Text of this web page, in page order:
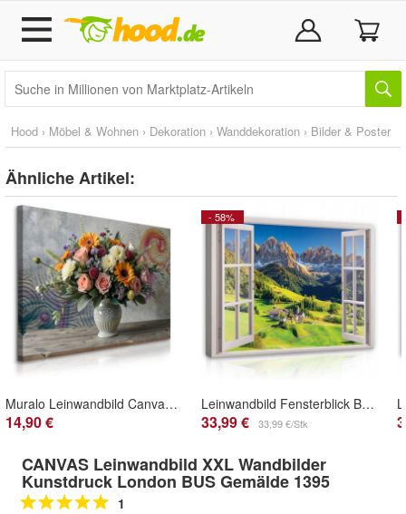
Hood › Möbel & Wohnen › Dekoration › Wanddekoration › Bilder & Poster
Ähnliche Artikel:
Muralo Leinwandbild Canvas für Wohnzimmer Blumenstrauß in Vase Ornamenten
14,90 €
- 58%
Leinwandbild Fensterblick Berge Wandbilder Wandbild Canvas Leinwand Bilder Wohnzimmer
33,99 € 33,99 €/Stk
CANVAS Leinwandbild XXL Wandbilder
Kunstdruck London BUS Gemälde 1395
1